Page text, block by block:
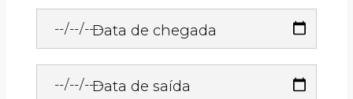
Data de chegada
Data de saída